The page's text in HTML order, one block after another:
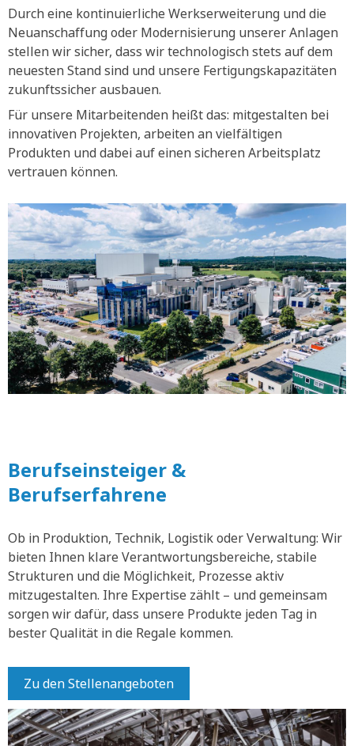
Durch eine kontinuierliche Werkserweiterung und die
Neuanschaffung oder Modernisierung unserer Anlagen
stellen wir sicher, dass wir technologisch stets auf dem
neuesten Stand sind und unsere Fertigungskapazitäten
zukunftssicher ausbauen.
Für unsere Mitarbeitenden heißt das: mitgestalten bei
innovativen Projekten, arbeiten an vielfältigen
Produkten und dabei auf einen sicheren Arbeitsplatz
vertrauen können.
Berufseinsteiger &
Berufserfahrene
Ob in Produktion, Technik, Logistik oder Verwaltung: Wir
bieten Ihnen klare Verantwortungsbereiche, stabile
Strukturen und die Möglichkeit, Prozesse aktiv
mitzugestalten. Ihre Expertise zählt – und gemeinsam
sorgen wir dafür, dass unsere Produkte jeden Tag in
bester Qualität in die Regale kommen.
Zu den Stellenangeboten